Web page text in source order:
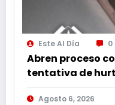
Este Al Día 0
Abren proceso
tentativa de
Agosto 6, 2026